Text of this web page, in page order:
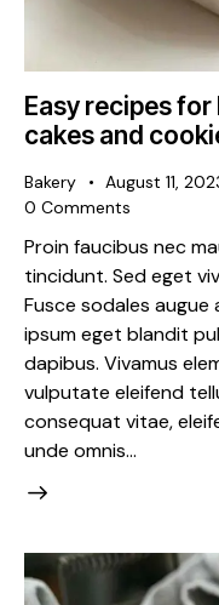
Easy recipes
cakes and
Bakery August 11,
0 Comments
Proin faucibus nec
tincidunt. Sed eget
Fusce sodales augue
ipsum eget blandit
dapibus. Vivamus
vulputate eleifend
consequat vitae,
unde omnis…